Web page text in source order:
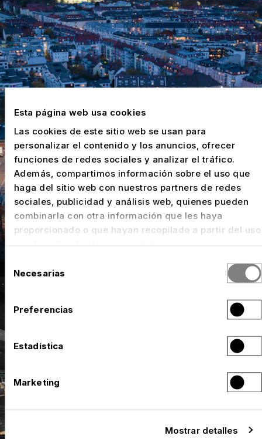
Esta página web usa cookies
Las cookies de este sitio web se usan para
personalizar el contenido y los anuncios, ofrecer
funciones de redes sociales y analizar el tráfico.
Además, compartimos información sobre el uso que
haga del sitio web con nuestros partners de redes
sociales, publicidad y análisis web, quienes pueden
combinarla con otra información que les haya
proporcionado o que hayan recopilado a partir del uso
deNecesarias
Preferencias
Estadística
Marketing
Mostrar detalles